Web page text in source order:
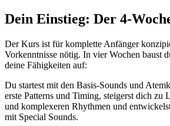
Dein Einstieg: Der 4-
Der Kurs ist für komplette Anfänger
Vorkenntnisse nötig. In vier Wochen baust
deine Fähigkeiten auf:
Du startest mit den Basis-Sounds und
erste Patterns und Timing, steigerst dich zu
und komplexeren Rhythmen und
mit Special Sounds.